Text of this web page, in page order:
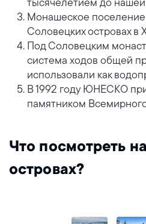
Монашеское поселение
Соловецких островах в
Под Соловецким
система ходов общей
использовали как
В 1992 году ЮНЕСКО
памятником
Что посмотреть
островах?